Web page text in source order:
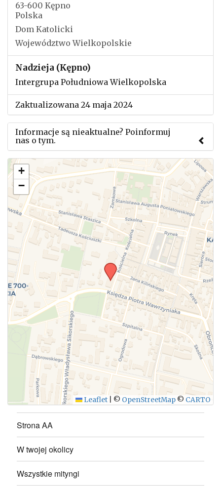
63-600 Kępno
Polska
Dom Katolicki
Województwo Wielkopolskie
Nadzieja (Kępno)
Intergrupa Południowa Wielkopolska
Zaktualizowana 24 maja 2024
Informacje są nieaktualne? Poinformuj
nas o tym.
Użyj tego formularza aby przesłać informację o
zmianach w powyższym mityngu.
WYŚLIJ
+
−
Leaflet © OpenStreetMap © CARTO
Strona AA
W twojej okolicy
Wszystkie mityngi